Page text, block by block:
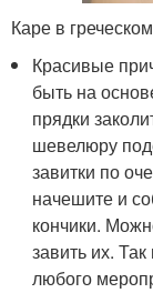
Каре в
Красивые
быть на
прядки
шевелюру
завитки по
начешите и
кончики.
завить их.
любого